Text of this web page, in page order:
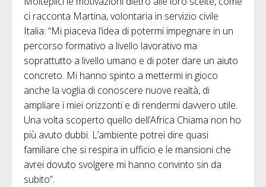
ci racconta Martina, volontaria in servizio civile
Italia: “Mi piaceva l’idea di potermi impegnare in un
percorso formativo a livello lavorativo ma
soprattutto a livello umano e di poter dare un aiuto
concreto. Mi hanno spinto a mettermi in gioco
anche la voglia di conoscere nuove realtà, di
ampliare i miei orizzonti e di rendermi davvero utile.
Una volta scoperto quello dell’Africa Chiama non ho
più avuto dubbi. L’ambiente potrei dire quasi
familiare che si respira in ufficio e le mansioni che
avrei dovuto svolgere mi hanno convinto sin da
subito”.